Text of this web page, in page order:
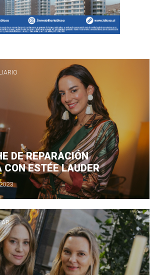
DE REPARACIÓN
CON ESTÉE LAUDER